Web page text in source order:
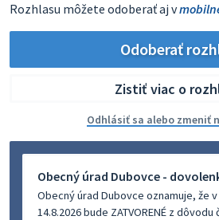
Rozhlasu môžete odoberať aj v
Odoberať
Zistiť viac o
Odhlásiť sa alebo zmeniť
Obecný úrad Dubovce -
Obecný úrad Dubovce oznamuje, že v
14.8.2026 bude ZATVORENÉ z